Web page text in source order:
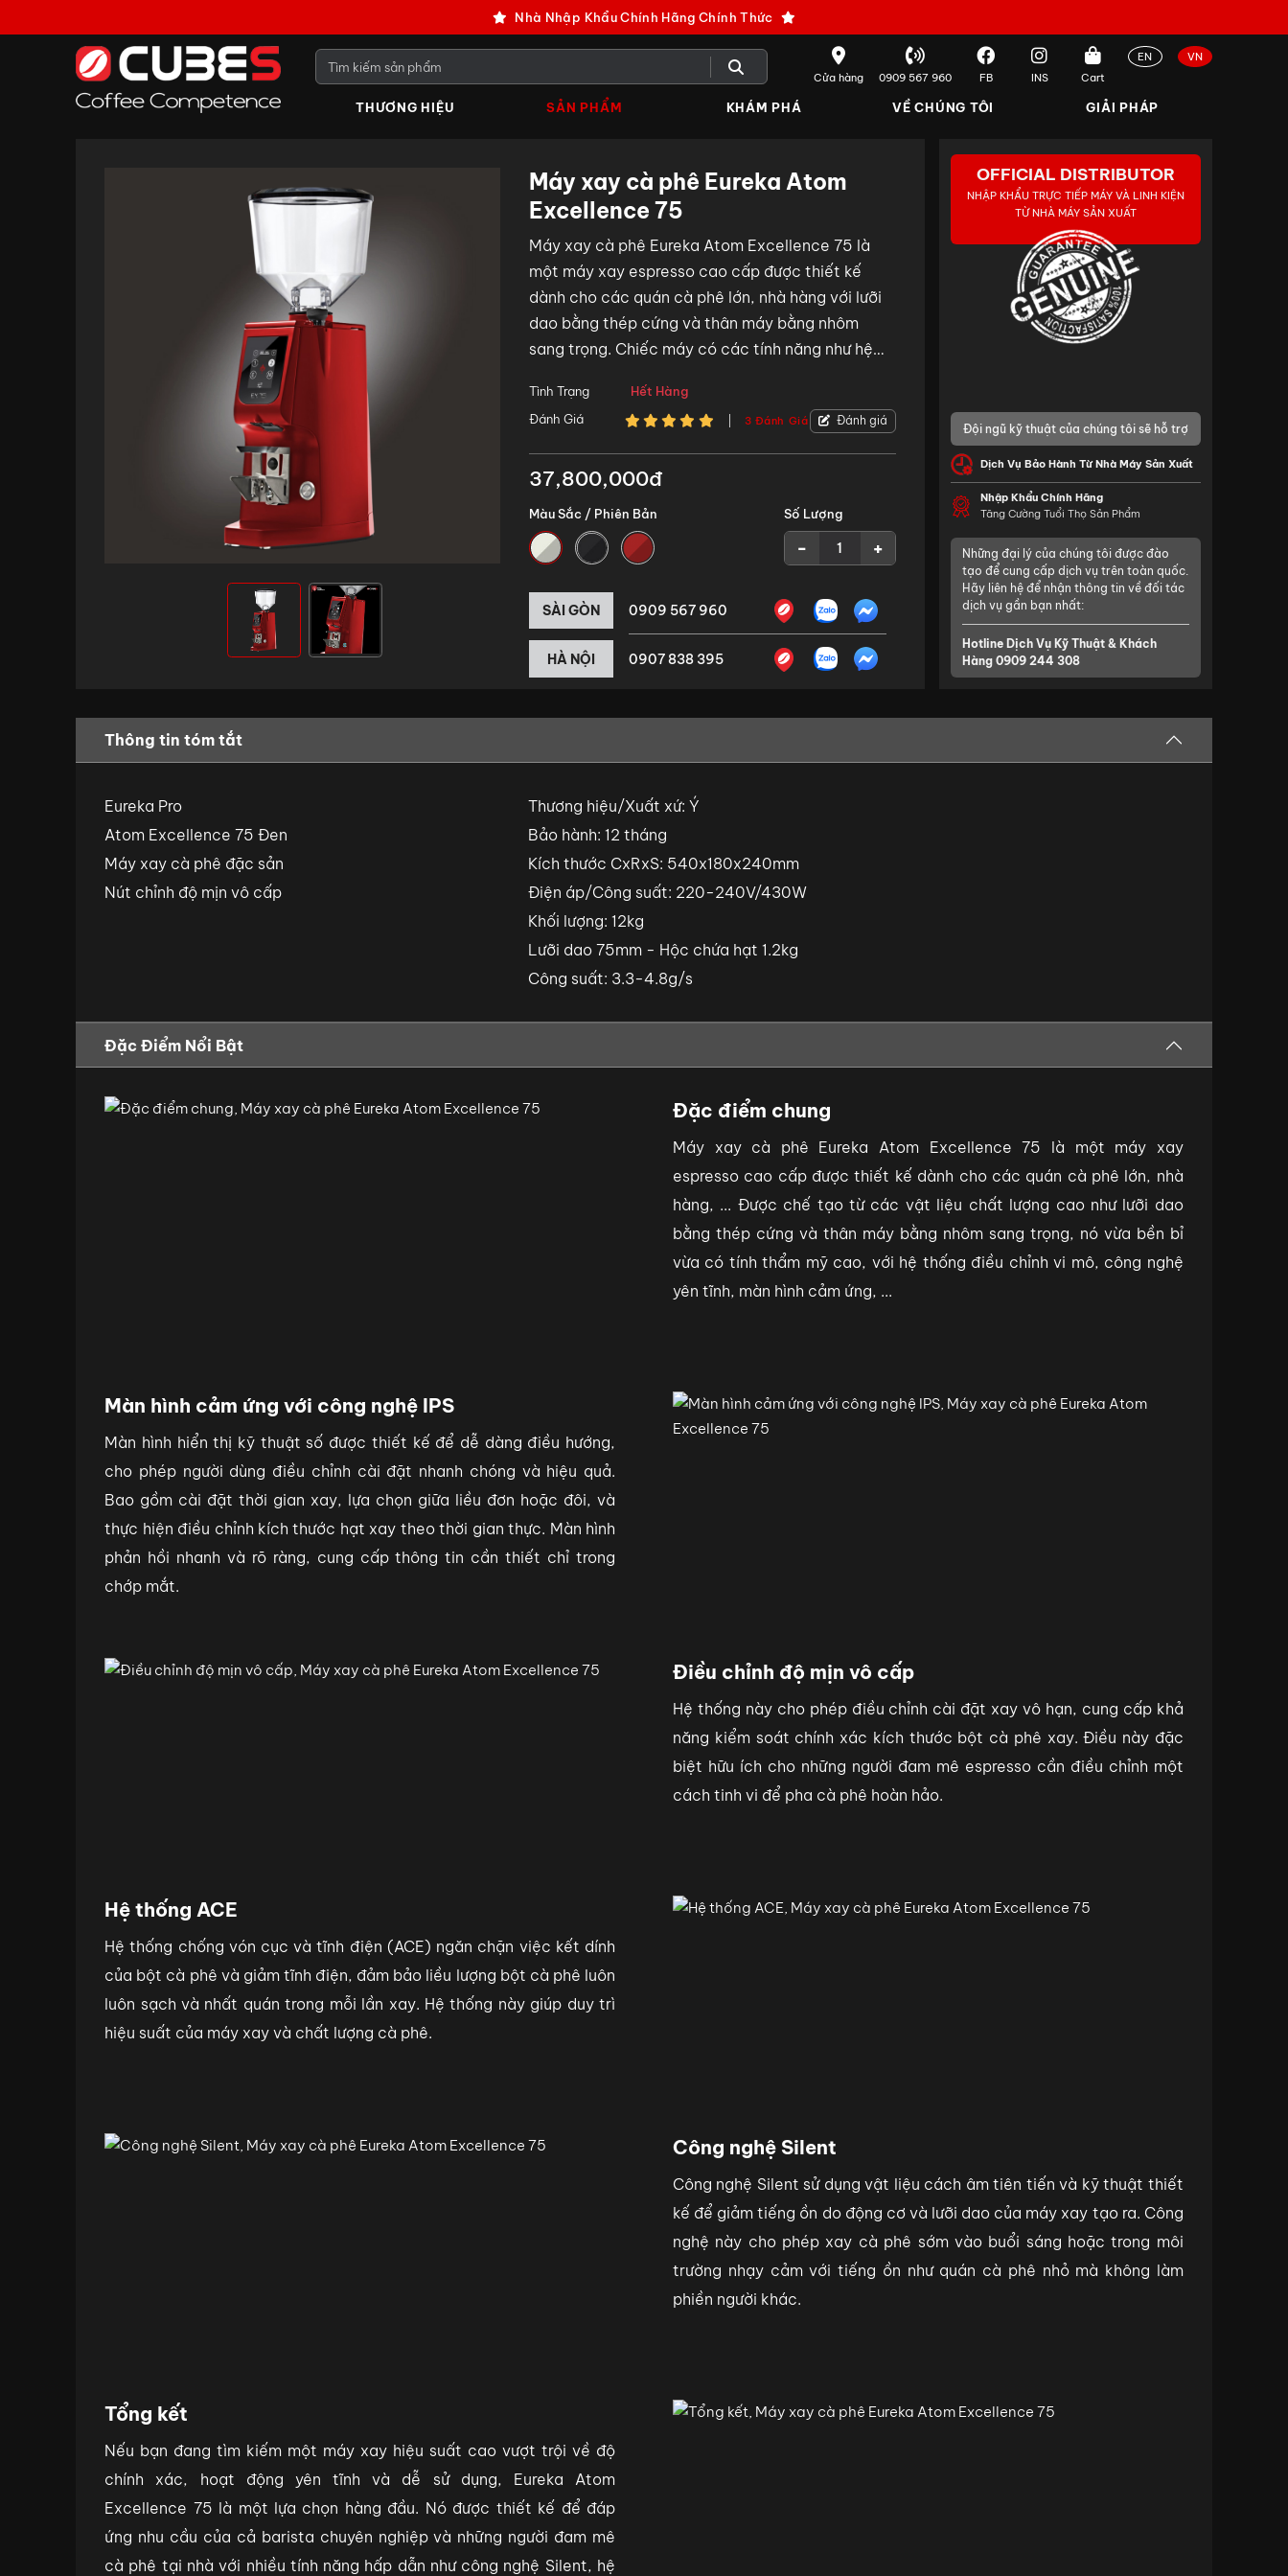
Nhà Nhập Khẩu Chính Hãng Chính Thức
Cửa hàng 0909 567 960 FB INS Cart
EN VN
THƯƠNG HIỆU SẢN PHẨM KHÁM PHÁ VỀ CHÚNG TÔI GIẢI PHÁP
Máy xay cà phê Eureka Atom
Excellence 75
Máy xay cà phê Eureka Atom Excellence 75 là
một máy xay espresso cao cấp được thiết kế
dành cho các quán cà phê lớn, nhà hàng với lưỡi
dao bằng thép cứng và thân máy bằng nhôm
sang trọng. Chiếc máy có các tính năng như hệ
hình cảm ứng, ...
Tình Trạng
Hết Hàng
Đánh Giá
3 Đánh Giá Đánh giá
37,800,000đ
Màu Sắc / Phiên Bản Số Lượng
- +
SÀI GÒN 0909 567 960
HÀ NỘI 0907 838 395
OFFICIAL DISTRIBUTOR
NHẬP KHẨU TRỰC TIẾP MÁY VÀ LINH KIỆN
TỪ NHÀ MÁY SẢN XUẤT
Đội ngũ kỹ thuật của chúng tôi sẽ hỗ trợ
Dịch Vụ Bảo Hành Từ Nhà Máy Sản Xuất
Nhập Khẩu Chính Hãng
Tăng Cường Tuổi Thọ Sản Phẩm
Những đại lý của chúng tôi được đào
tạo để cung cấp dịch vụ trên toàn quốc.
Hãy liên hệ để nhận thông tin về đối tác
dịch vụ gần bạn nhất:
Hotline Dịch Vụ Kỹ Thuật & Khách
Hàng 0909 244 308
Thông tin tóm tắt
Eureka Pro
Atom Excellence 75 Đen
Máy xay cà phê đặc sản
Nút chỉnh độ mịn vô cấp
Thương hiệu/Xuất xứ: Ý
Bảo hành: 12 tháng
Kích thước CxRxS: 540x180x240mm
Điện áp/Công suất: 220-240V/430W
Khối lượng: 12kg
Lưỡi dao 75mm - Hộc chứa hạt 1.2kg
Công suất: 3.3-4.8g/s
Đặc Điểm Nổi Bật
Đặc điểm chung
Máy xay cà phê Eureka Atom Excellence 75 là một máy xay
espresso cao cấp được thiết kế dành cho các quán cà phê lớn, nhà
hàng, ... Được chế tạo từ các vật liệu chất lượng cao như lưỡi dao
bằng thép cứng và thân máy bằng nhôm sang trọng, nó vừa bền bỉ
vừa có tính thẩm mỹ cao, với hệ thống điều chỉnh vi mô, công nghệ
yên tĩnh, màn hình cảm ứng, ...
Màn hình cảm ứng với công nghệ IPS
Màn hình hiển thị kỹ thuật số được thiết kế để dễ dàng điều hướng,
cho phép người dùng điều chỉnh cài đặt nhanh chóng và hiệu quả.
Bao gồm cài đặt thời gian xay, lựa chọn giữa liều đơn hoặc đôi, và
thực hiện điều chỉnh kích thước hạt xay theo thời gian thực. Màn hình
phản hồi nhanh và rõ ràng, cung cấp thông tin cần thiết chỉ trong
chớp mắt.
Điều chỉnh độ mịn vô cấp
Hệ thống này cho phép điều chỉnh cài đặt xay vô hạn, cung cấp khả
năng kiểm soát chính xác kích thước bột cà phê xay. Điều này đặc
biệt hữu ích cho những người đam mê espresso cần điều chỉnh một
cách tinh vi để pha cà phê hoàn hảo.
Hệ thống ACE
Hệ thống chống vón cục và tĩnh điện (ACE) ngăn chặn việc kết dính
của bột cà phê và giảm tĩnh điện, đảm bảo liều lượng bột cà phê luôn
luôn sạch và nhất quán trong mỗi lần xay. Hệ thống này giúp duy trì
hiệu suất của máy xay và chất lượng cà phê.
Công nghệ Silent
Công nghệ Silent sử dụng vật liệu cách âm tiên tiến và kỹ thuật thiết
kế để giảm tiếng ồn do động cơ và lưỡi dao của máy xay tạo ra. Công
nghệ này cho phép xay cà phê sớm vào buổi sáng hoặc trong môi
trường nhạy cảm với tiếng ồn như quán cà phê nhỏ mà không làm
phiền người khác.
Tổng kết
Nếu bạn đang tìm kiếm một máy xay hiệu suất cao vượt trội về độ
chính xác, hoạt động yên tĩnh và dễ sử dụng, Eureka Atom
Excellence 75 là một lựa chọn hàng đầu. Nó được thiết kế để đáp
ứng nhu cầu của cả barista chuyên nghiệp và những người đam mê
cà phê tại nhà với nhiều tính năng hấp dẫn như công nghệ Silent, hệ